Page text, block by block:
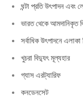
ঘন্টা প্রতি উৎপাদন এবং
ভারত থেকে আমদানিকৃত
সর্বাধিক উৎপাদনে
খুচরা বিদ্যুৎ মূল্যহার
গ্যাস এরট্যারিফ
কনডেনসেট